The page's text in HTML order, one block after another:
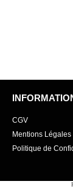
CGV
Mentions Légales
Politique de